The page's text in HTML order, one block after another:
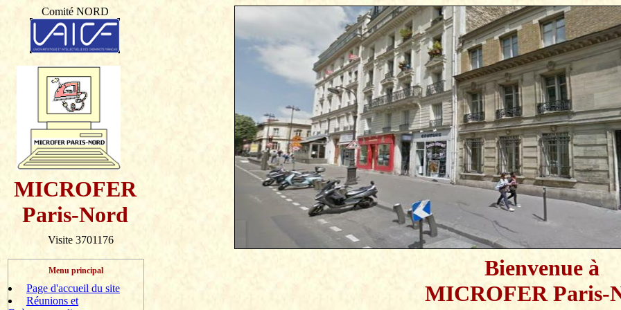
Comité NORD
MICROFER
Paris-Nord
Visite 3701176
Menu principal
Page d'accueil du site
Réunions et
Bienvenue à
MICROFER Paris-